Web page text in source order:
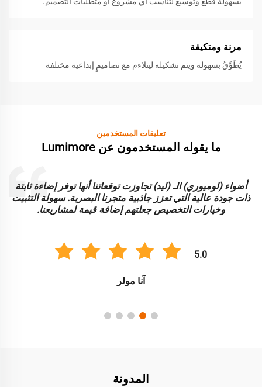
مرنة ومتكيفة
يُطَوَّقُ بسهولة ويتم تشكيله ليتلاءم مع تصاميمٍ إبداعية مختلفة
تعليقات المستخدمين
ما يقوله المستخدمون عن Lumimore
أضواء (لوميوري) الـ (ليد) تجاوزت توقعاتنا أنها توفر إضاءة ثابتة
ذات جودة عالية التي تعزز جاذبية متجرنا البصرية. سهولة التثبيت
وخيارات التخصيص جعلتهم إضافة قيمة لمشاريعنا.
5.0
آنا مولر
المدونة